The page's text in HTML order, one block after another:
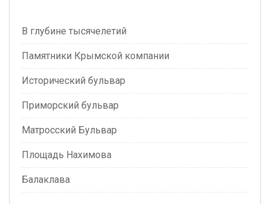
В глубине тысячелетий
Памятники Крымской компании
Исторический бульвар
Приморский бульвар
Матросский Бульвар
Площадь Нахимова
Балаклава